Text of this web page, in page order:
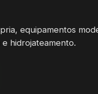
equipamentos
hidrojateamento.